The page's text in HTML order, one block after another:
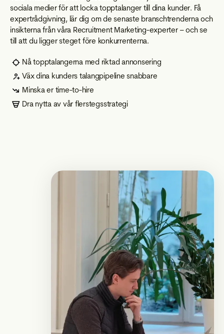
sociala medier för att locka topptalanger till dina kunder. Få
expertrådgivning, lär dig om de senaste branschtrenderna och
insikterna från våra Recruitment Marketing-experter – och se
till att du ligger steget före konkurrenterna.
Nå topptalangerna med riktad annonsering
Väx dina kunders talangpipeline snabbare
Minska er time-to-hire
Dra nytta av vår flerstegsstrategi